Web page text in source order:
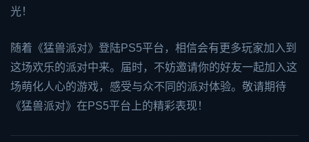
光！
随着《猛兽派对》登陆PS5平台，相信会有更多玩家加入到
这场欢乐的派对中来。届时，不妨邀请你的好友一起加入这
场萌化人心的游戏，感受与众不同的派对体验。敬请期待
《猛兽派对》在PS5平台上的精彩表现！